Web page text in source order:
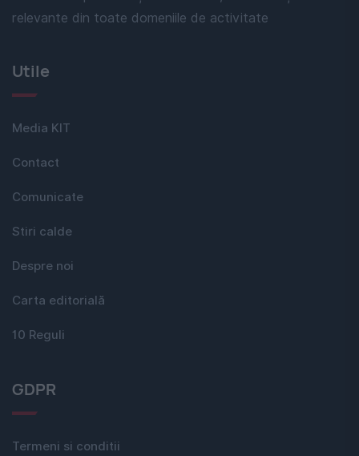
relevante din toate domeniile de activitate
Utile
Media KIT
Contact
Comunicate
Stiri calde
Despre noi
Carta editorială
10 Reguli
GDPR
Termeni si conditii